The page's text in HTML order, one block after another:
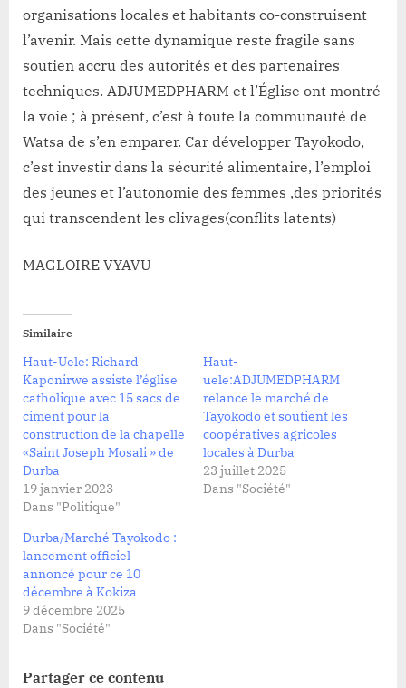
organisations locales et habitants co-construisent
l’avenir. Mais cette dynamique reste fragile sans
soutien accru des autorités et des partenaires
techniques. ADJUMEDPHARM et l’Église ont montré
la voie ; à présent, c’est à toute la communauté de
Watsa de s’en emparer. Car développer Tayokodo,
c’est investir dans la sécurité alimentaire, l’emploi
des jeunes et l’autonomie des femmes ,des priorités
qui transcendent les clivages(conflits latents)
MAGLOIRE VYAVU
Similaire
Haut-Uele: Richard
Kaponirwe assiste l’église
catholique avec 15 sacs de
ciment pour la
construction de la chapelle
«Saint Joseph Mosali » de
Durba
19 janvier 2023
Dans "Politique"
Haut-
uele:ADJUMEDPHARM
relance le marché de
Tayokodo et soutient les
coopératives agricoles
locales à Durba
23 juillet 2025
Dans "Société"
Durba/Marché Tayokodo :
lancement officiel
annoncé pour ce 10
décembre à Kokiza
9 décembre 2025
Dans "Société"
Partager ce contenu